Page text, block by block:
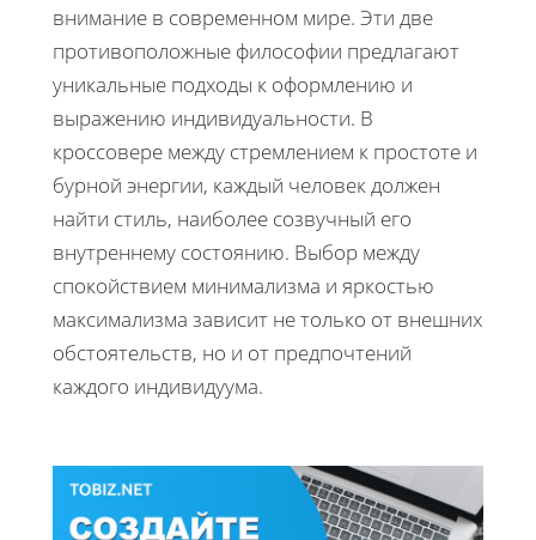
внимание в современном мире. Эти две
противоположные философии предлагают
уникальные подходы к оформлению и
выражению индивидуальности. В
кроссовере между стремлением к простоте и
бурной энергии, каждый человек должен
найти стиль, наиболее созвучный его
внутреннему состоянию. Выбор между
спокойствием минимализма и яркостью
максимализма зависит не только от внешних
обстоятельств, но и от предпочтений
каждого индивидуума.